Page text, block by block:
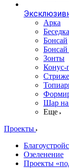
Арка
Беседка
Бонсай
Зонты
Конус-
Шар
Еще
Проекты
Озеленение
Проекты